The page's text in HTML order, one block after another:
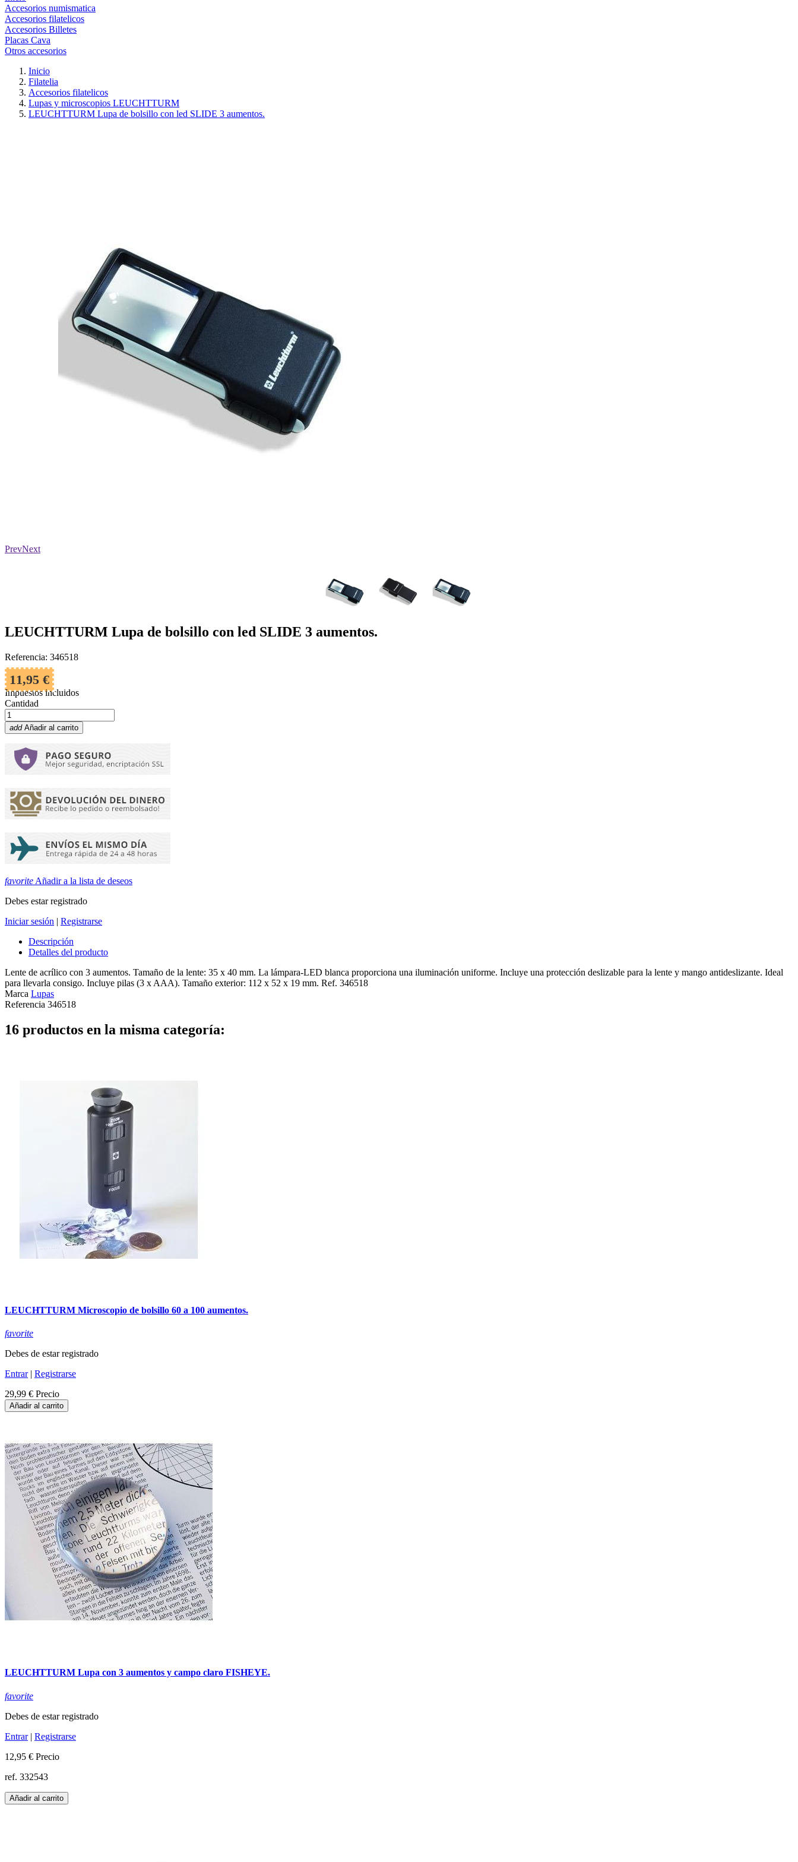
Accesorios numismatica
Accesorios filatelicos
Accesorios Billetes
Placas Cava
Otros accesorios
Inicio
Filatelia
Accesorios filatelicos
Lupas y microscopios LEUCHTTURM
LEUCHTTURM Lupa de bolsillo con led SLIDE 3 aumentos.
PrevNext
LEUCHTTURM Lupa de bolsillo con led SLIDE 3 aumentos.
Referencia: 346518
11,95 €
Impuestos incluidos
Cantidad
add Añadir al carrito
favorite Añadir a la lista de deseos
Debes estar registrado
Iniciar sesión | Registrarse
Descripción
Detalles del producto
Lente de acrílico con 3 aumentos. Tamaño de la lente: 35 x 40 mm. La lámpara-LED blanca proporciona una iluminación uniforme. Incluye una protección deslizable para la lente y mango antideslizante. Ideal
para llevarla consigo. Incluye pilas (3 x AAA). Tamaño exterior: 112 x 52 x 19 mm. Ref. 346518
Marca Lupas
Referencia 346518
16 productos en la misma categoría:
LEUCHTTURM Microscopio de bolsillo 60 a 100 aumentos.
favorite
Debes de estar registrado
Entrar| Registrarse
29,99 € Precio
Añadir al carrito
LEUCHTTURM Lupa con 3 aumentos y campo claro FISHEYE.
favorite
Debes de estar registrado
Entrar| Registrarse
12,95 € Precio
ref. 332543
Añadir al carrito